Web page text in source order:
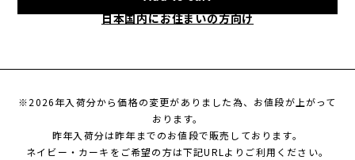
日本国内にお住まいの方向け
※2026年入荷分から価格の変更がありました為、お値段が上がって
おります。
昨年入荷分は昨年までのお値段で販売しております。
ネイビー・カーキをご希望の方は下記URLよりご利用ください。